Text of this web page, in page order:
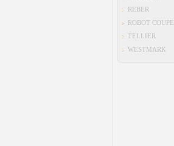
REBER
ROBOT COUPE
TELLIER
WESTMARK